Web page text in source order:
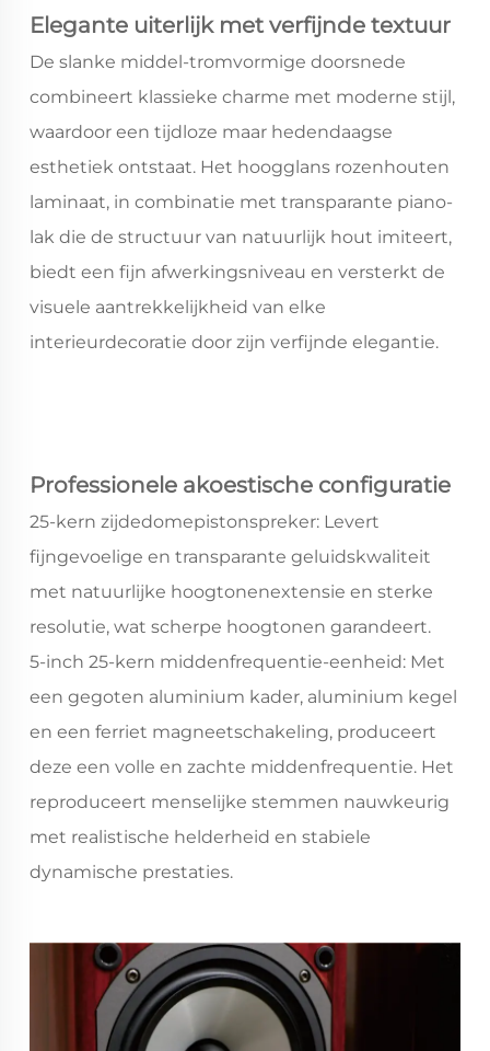
Elegante uiterlijk met verfijnde textuur
De slanke middel-tromvormige doorsnede
combineert klassieke charme met moderne stijl,
waardoor een tijdloze maar hedendaagse
esthetiek ontstaat. Het hoogglans rozenhouten
laminaat, in combinatie met transparante piano-
lak die de structuur van natuurlijk hout imiteert,
biedt een fijn afwerkingsniveau en versterkt de
visuele aantrekkelijkheid van elke
interieurdecoratie door zijn verfijnde elegantie.
Professionele akoestische configuratie
25-kern zijdedomepistonspreker: Levert
fijngevoelige en transparante geluidskwaliteit
met natuurlijke hoogtonenextensie en sterke
resolutie, wat scherpe hoogtonen garandeert.
5-inch 25-kern middenfrequentie-eenheid: Met
een gegoten aluminium kader, aluminium kegel
en een ferriet magneetschakeling, produceert
deze een volle en zachte middenfrequentie. Het
reproduceert menselijke stemmen nauwkeurig
met realistische helderheid en stabiele
dynamische prestaties.